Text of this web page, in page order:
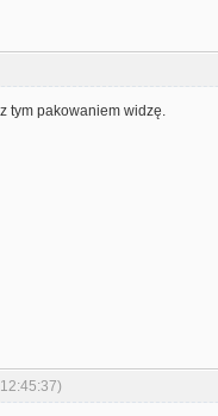
tym pakowaniem widzę.